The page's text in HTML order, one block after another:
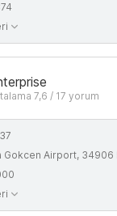
7,6 / 17 yorum
Airport, 34906 Pendik/